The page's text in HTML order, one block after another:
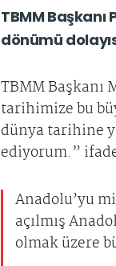
TBMM
dönümü
TBMM Başkanı
tarihimize bu
dünya tarihine
ediyorum.”
Anadolu’yu
açılmış
olmak üzere